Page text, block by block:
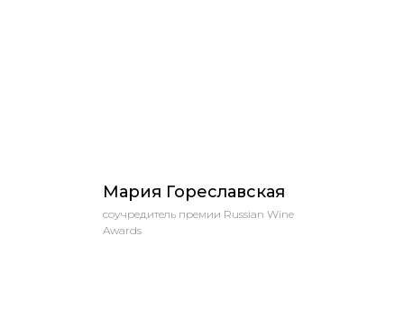
Мария Гореславская
соучредитель премии Russian Wine
Awards